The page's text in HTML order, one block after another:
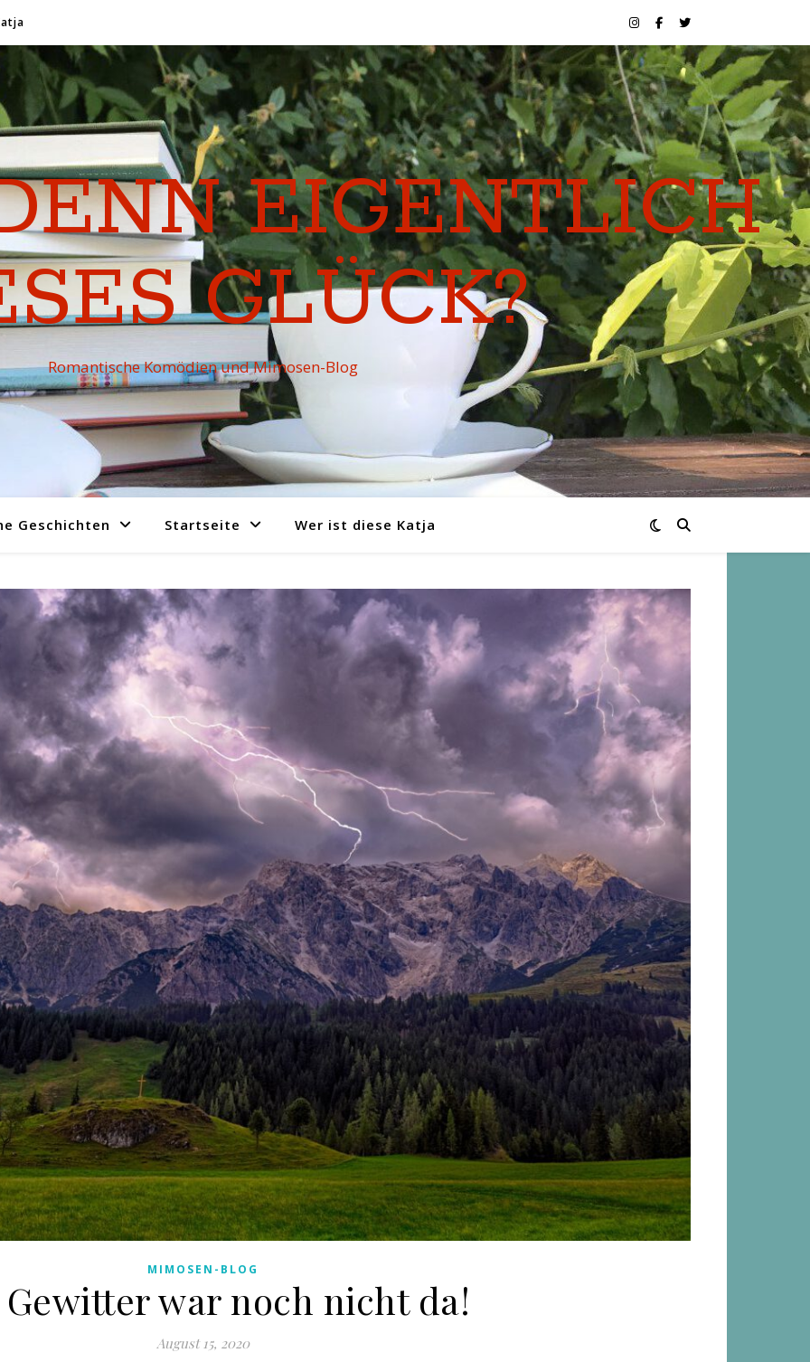
EIGENTLICH
GLÜCK?
Romantische Komödien und Mimosen-Blog
Geschichten Startseite Wer ist diese Katja
MIMOSEN-BLOG
Gewitter war noch nicht da!
August 15, 2020